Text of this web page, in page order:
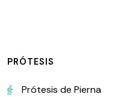
PRÓTESIS
Prótesis de Pierna